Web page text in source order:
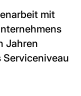
mit
Jahren